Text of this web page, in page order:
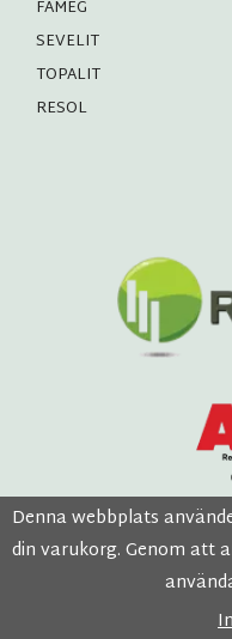
FAMEG
SEVELIT
TOPALIT
RESOL
Drift &
Denna webbplats
din varukorg. Genom att